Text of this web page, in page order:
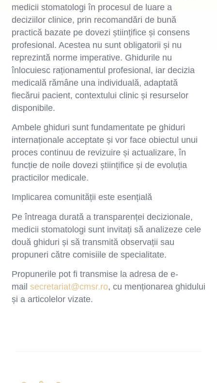
medicii stomatologi în procesul de luare a
deciziilor clinice, prin recomandări de bună
practică bazate pe dovezi științifice și consens
profesional. Acestea nu sunt obligatorii și nu
reprezintă norme imperative. Ghidurile nu
înlocuiesc raționamentul profesional, iar decizia
medicală rămâne una individuală, adaptată
fiecărui pacient, contextului clinic și resurselor
disponibile.
Ambele ghiduri sunt fundamentate pe ghiduri
internaționale acceptate și vor face obiectul unui
proces continuu de revizuire și actualizare, în
funcție de noile dovezi științifice și de evoluția
practicilor medicale.
Implicarea comunității este esențială
Pe întreaga durată a transparenței decizionale,
medicii stomatologi sunt invitați să analizeze cele
două ghiduri și să transmită observații sau
propuneri către comisiile de specialitate.
Propunerile pot fi transmise la adresa de e-
mail secretariat@cmsr.ro, cu menționarea ghidului
și a articolelor vizate.